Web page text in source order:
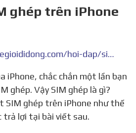
ghép trên iPhone
https://www.thegioididong.com/hoi-dap/sim-ghep-la-gi-804432
ghép. Vậy SIM ghép là gì?
SIM ghép trên iPhone như thế
trả lợi tại bài viết sau.